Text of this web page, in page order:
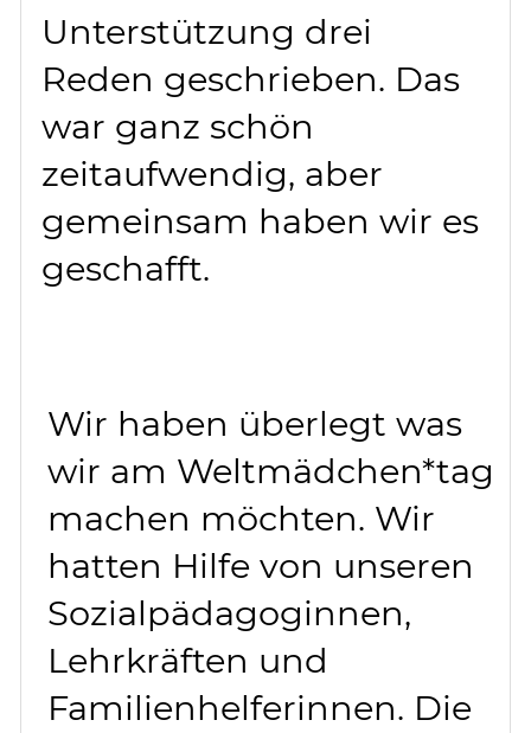
Unterstützung drei
Reden geschrieben. Das
war ganz schön
zeitaufwendig, aber
gemeinsam haben wir es
geschafft.
Wir haben überlegt was
wir am Weltmädchen*tag
machen möchten. Wir
hatten Hilfe von unseren
Sozialpädagoginnen,
Lehrkräften und
Familienhelferinnen. Die